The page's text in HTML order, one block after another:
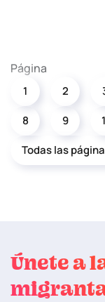
Página
1 2
8
9
Todas las
Únete a